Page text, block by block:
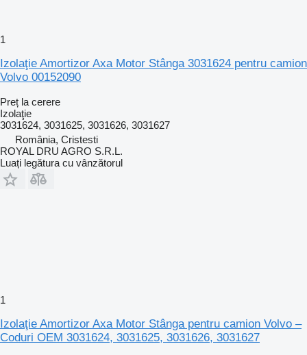
1
Izolaţie Amortizor Axa Motor Stânga 3031624 pentru camion
Volvo 00152090
Preț la cerere
Izolaţie
3031624, 3031625, 3031626, 3031627
România, Cristesti
ROYAL DRU AGRO S.R.L.
Luați legătura cu vânzătorul
1
Izolaţie Amortizor Axa Motor Stânga pentru camion Volvo –
Coduri OEM 3031624, 3031625, 3031626, 3031627